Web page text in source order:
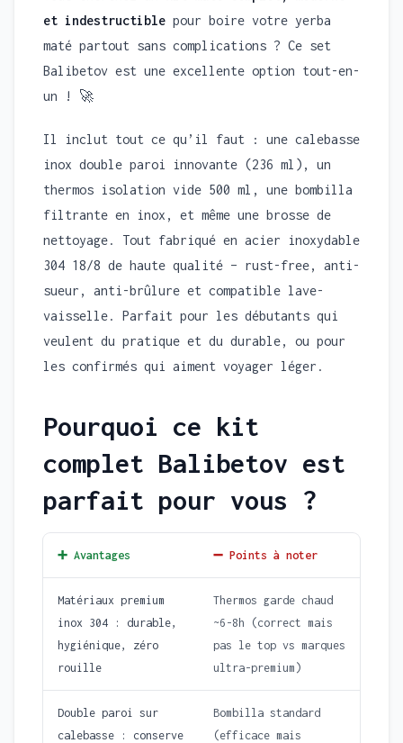
et indestructible pour boire votre yerba
maté partout sans complications ? Ce set
Balibetov est une excellente option tout-en-
un ! 🚀
Il inclut tout ce qu’il faut : une calebasse
inox double paroi innovante (236 ml), un
thermos isolation vide 500 ml, une bombilla
filtrante en inox, et même une brosse de
nettoyage. Tout fabriqué en acier inoxydable
304 18/8 de haute qualité – rust-free, anti-
sueur, anti-brûlure et compatible lave-
vaisselle. Parfait pour les débutants qui
veulent du pratique et du durable, ou pour
les confirmés qui aiment voyager léger.
Pourquoi ce kit
complet Balibetov est
parfait pour vous ?
➕ Avantages ➖ Points à noter
Matériaux premium
inox 304 : durable,
hygiénique, zéro
rouille
Thermos garde chaud
~6-8h (correct mais
pas le top vs marques
ultra-premium)
Double paroi sur
calebasse : conserve
Bombilla standard
(efficace mais